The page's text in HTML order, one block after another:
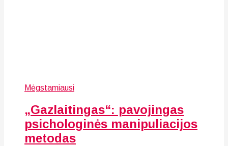
Mėgstamiausi
„Gazlaitingas“: pavojingas
psichologinės manipuliacijos
metodas